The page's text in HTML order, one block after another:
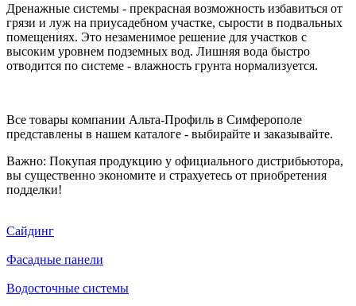
Дренажные системы - прекрасная возможность избавиться от
грязи и луж на приусадебном участке, сырости в подвальных
помещениях. Это незаменимое решение для участков с
высоким уровнем подземных вод. Лишняя вода быстро
отводится по системе - влажность грунта нормализуется.
Все товары компании Альта-Профиль в Симферополе
представлены в нашем каталоге - выбирайте и заказывайте.
Важно: Покупая продукцию у официального дистрибьютора,
вы существенно экономите и страхуетесь от приобретения
подделки!
Сайдинг
Фасадные панели
Водосточные системы